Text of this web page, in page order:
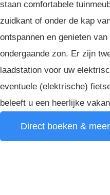
staan comfortabele
zuidkant of onder de kap
ontspannen en genieten
ondergaande zon. Er zijn
laadstation voor uw
eventuele (elektrische)
beleeft u een heerlijke
Direct boeken &